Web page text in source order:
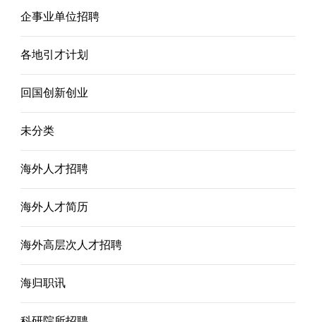
企事业单位招聘
各地引才计划
回国创新创业
未分类
海外人才招聘
海外人才简历
海外高层次人才招聘
海归职讯